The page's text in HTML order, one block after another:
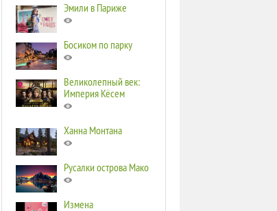
Эмили в Париже
Босиком по парку
Великолепный век:
Империя Кёсем
Ханна Монтана
Русалки острова Мако
Измена